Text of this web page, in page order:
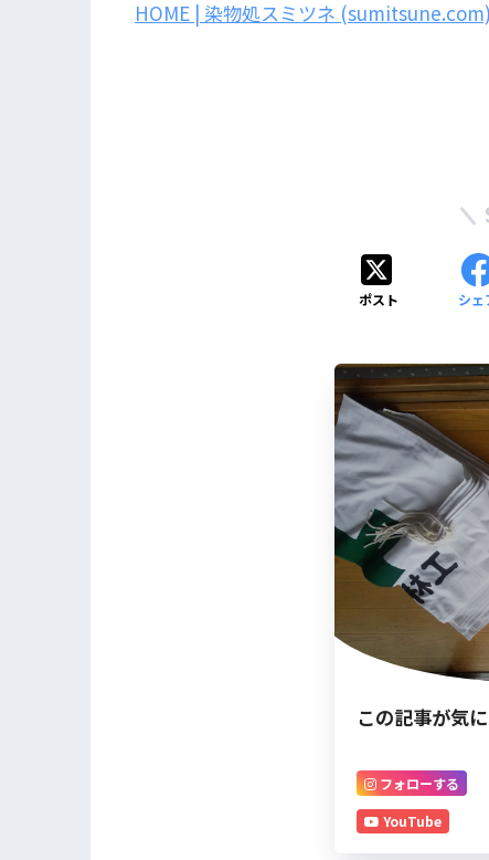
HOME | 染物処スミツネ (sumitsune.com)
ポスト シェ
この記事が気
フォローする
YouTube